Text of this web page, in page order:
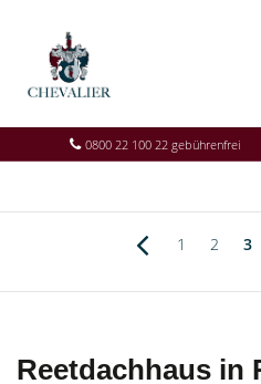
0800 22 100 22 gebührenfrei
1 2 3
Reetdachhaus in